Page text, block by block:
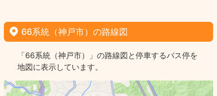
66系統（神戸市）の路線図
「66系統（神戸市）」の路線図と停車するバス停を
地図に表示しています。